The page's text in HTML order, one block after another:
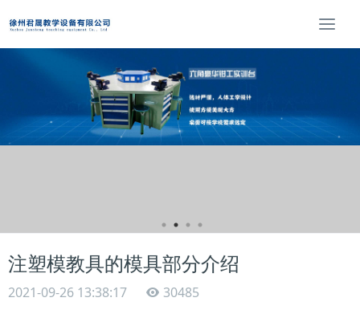
T
o
e
a
t
注塑模教具的模具部分介绍
2021-09-26 13:38:17 30485